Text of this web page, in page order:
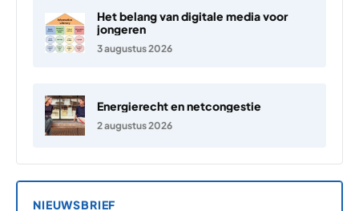
Het belang van digitale media voor
jongeren
3 augustus 2026
Energierecht en netcongestie
2 augustus 2026
NIEUWSBRIEF